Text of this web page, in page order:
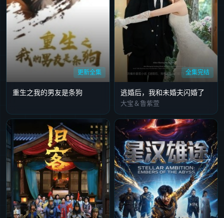
更新全集
重生之我的男友是条狗
全集完结
逃婚后，我和未婚夫闪婚了
大宝＆鲁紫萱